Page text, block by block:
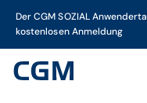
Der CGM SOZIAL
kostenlosen Anmeldung